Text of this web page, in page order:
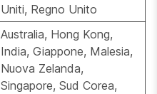
Uniti, Regno Unito
Australia, Hong Kong,
India, Giappone, Malesia,
Nuova Zelanda,
Singapore, Sud Corea,